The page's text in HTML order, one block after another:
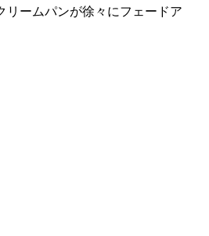
リームパンが徐々にフェードア